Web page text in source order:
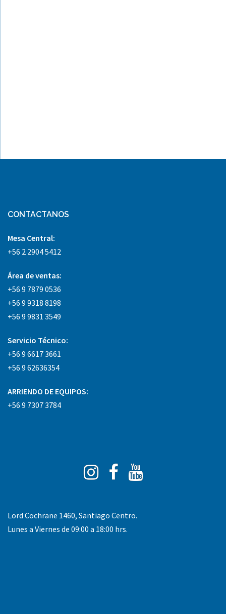
CONTACTANOS
Mesa Central:
+56 2 2904 5412
Área de ventas:
+56 9 7879 0536
+56 9 9318 8198
+56 9 9831 3549
Servicio Técnico:
+56 9 6617 3661
+56 9 62636354
ARRIENDO DE EQUIPOS:
+56 9 7307 3784
Instagram
Facebook
Tube
Lord Cochrane 1460, Santiago Centro.
Lunes a Viernes de 09:00 a 18:00 hrs.